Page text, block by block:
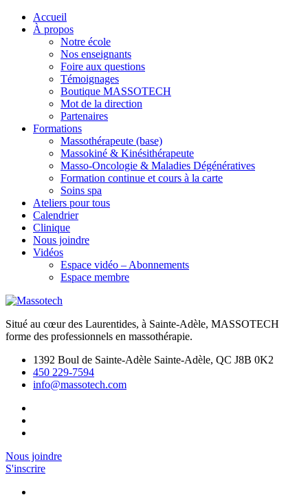
Accueil
À propos
Notre école
Nos enseignants
Foire aux questions
Témoignages
Boutique MASSOTECH
Mot de la direction
Partenaires
Formations
Massothérapeute (base)
Massokiné & Kinésithérapeute
Masso-Oncologie & Maladies Dégénératives
Formation continue et cours à la carte
Soins spa
Ateliers pour tous
Calendrier
Clinique
Nous joindre
Vidéos
Espace vidéo – Abonnements
Espace membre
Situé au cœur des Laurentides, à Sainte-Adèle, MASSOTECH
forme des professionnels en massothérapie.
1392 Boul de Sainte-Adèle Sainte-Adèle, QC J8B 0K2
450 229-7594
info@massotech.com
Nous joindre
S'inscrire